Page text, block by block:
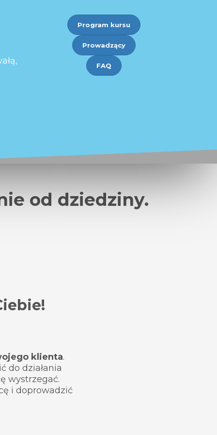
Program kursu
Prowadzący
FAQ
od dziedziny.
klienta.
do działania
wystrzegać.
ę i doprowadzić